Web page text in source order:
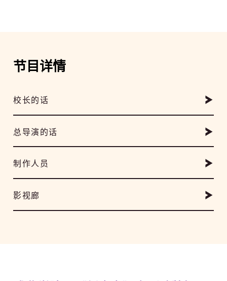
节目详情
校长的话
总导演的话
制作人员
影视廊